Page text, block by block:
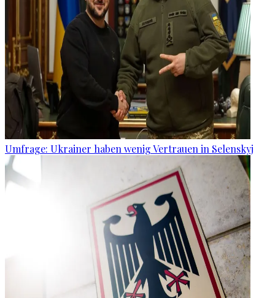
Umfrage: Ukrainer haben wenig Vertrauen in Selenskyj